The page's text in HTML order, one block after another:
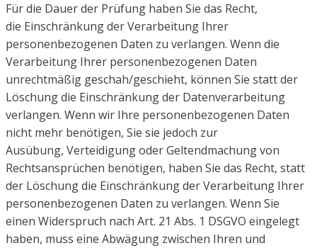
Für die Dauer der Prüfung haben Sie das Recht,
die Einschränkung der Verarbeitung Ihrer
personenbezogenen Daten zu verlangen. Wenn die
Verarbeitung Ihrer personenbezogenen Daten
unrechtmäßig geschah/geschieht, können Sie statt der
Löschung die Einschränkung der Datenverarbeitung
verlangen. Wenn wir Ihre personenbezogenen Daten
nicht mehr benötigen, Sie sie jedoch zur
Ausübung, Verteidigung oder Geltendmachung von
Rechtsansprüchen benötigen, haben Sie das Recht, statt
der Löschung die Einschränkung der Verarbeitung Ihrer
personenbezogenen Daten zu verlangen. Wenn Sie
einen Widerspruch nach Art. 21 Abs. 1 DSGVO eingelegt
haben, muss eine Abwägung zwischen Ihren und